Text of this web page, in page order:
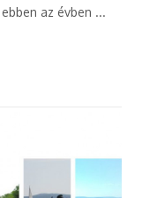
az évben ...